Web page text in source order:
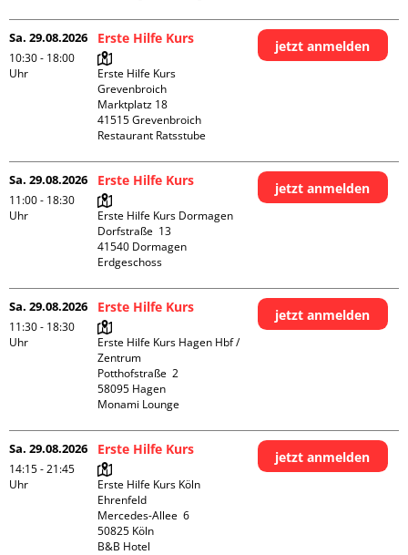
Sa. 29.08.2026
10:30 - 18:00
Uhr
Erste Hilfe Kurs
Erste Hilfe Kurs
Grevenbroich
Marktplatz 18
41515 Grevenbroich
Restaurant Ratsstube
jetzt anmelden
Sa. 29.08.2026
11:00 - 18:30
Uhr
Erste Hilfe Kurs
Erste Hilfe Kurs Dormagen
Dorfstraße  13
41540 Dormagen
Erdgeschoss
jetzt anmelden
Sa. 29.08.2026
11:30 - 18:30
Uhr
Erste Hilfe Kurs
Erste Hilfe Kurs Hagen Hbf /
Zentrum
Potthofstraße  2
58095 Hagen
Monami Lounge
jetzt anmelden
Sa. 29.08.2026
14:15 - 21:45
Uhr
Erste Hilfe Kurs
Erste Hilfe Kurs Köln
Ehrenfeld
Mercedes-Allee  6
50825 Köln
B&B Hotel
jetzt anmelden